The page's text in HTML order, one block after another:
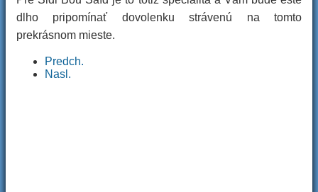
dlho pripomínať dovolenku strávenú na tomto
prekrásnom mieste.
Predch.
Nasl.